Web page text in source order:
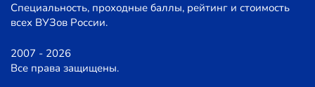
Специальность, проходные баллы, рейтинг и стоимость
всех ВУЗов России.
2007 - 2026
Все права защищены.